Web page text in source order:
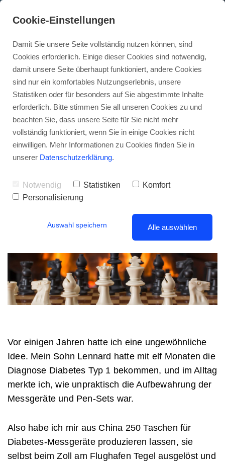
Warum die Datenhoheit für
dein Google Ads Konto
besonders wichtig ist
• • •
Vor einigen Jahren hatte ich eine ungewöhnliche
Idee. Mein Sohn Lennard hatte mit elf Monaten die
Diagnose Diabetes Typ 1 bekommen, und im Alltag
merkte ich, wie unpraktisch die Aufbewahrung der
Messgeräte und Pen-Sets war.
Also habe ich mir aus China 250 Taschen für
Diabetes-Messgeräte produzieren lassen, sie
selbst beim Zoll am Flughafen Tegel ausgelöst und
Cookie-Einstellungen
Damit Sie unsere Seite vollständig nutzen können, sind
Cookies erforderlich. Einige dieser Cookies sind notwendig,
damit unsere Seite überhaupt funktioniert, andere Cookies
sind nur ein komfortables Nutzungserlebnis, unsere
Statistiken oder für besonders auf Sie abgestimmte Inhalte
erforderlich. Bitte stimmen Sie all unseren Cookies zu und
beachten Sie, dass unsere Seite für Sie nicht mehr
vollständig funktioniert, wenn Sie in einige Cookies nicht
einwilligen. Mehr Informationen zu Cookies finden Sie in
unserer Datenschutzerklärung.
Notwendig Statistiken
Komfort
Personalisierung
Auswahl speichern Alle auswählen